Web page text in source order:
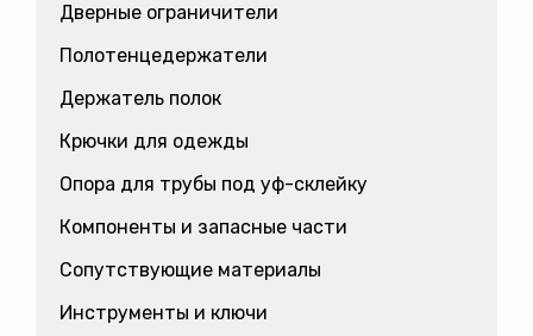
Дверные ограничители
Полотенцедержатели
Держатель полок
Крючки для одежды
Опора для трубы под уф-склейку
Компоненты и запасные части
Сопутствующие материалы
Инструменты и ключи